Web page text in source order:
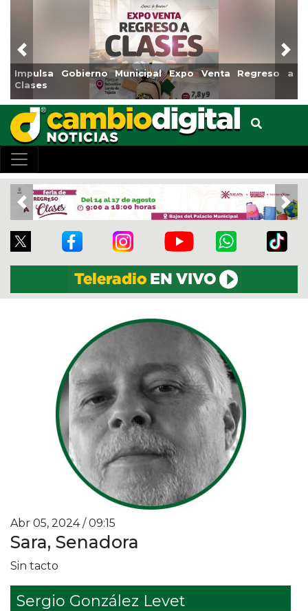
Municipal Expo Venta Regreso a
Reabrirá
Previous
Previous
Abr 05, 2024 / 09:15
Sara, Senadora
Sin tacto
Sergio González Levet